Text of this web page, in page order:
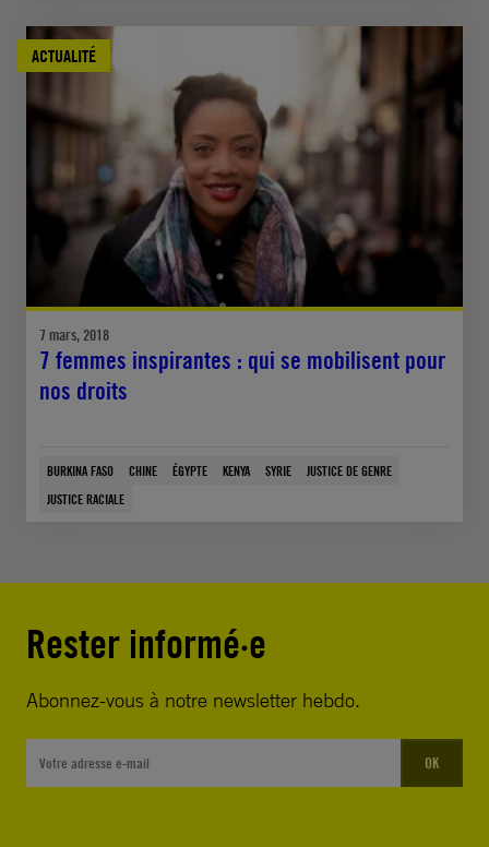
ACTUALITÉ
7 mars, 2018
7 femmes inspirantes : qui se mobilisent pour
nos droits
BURKINA FASO CHINE ÉGYPTE KENYA SYRIE
JUSTICE DE GENRE
JUSTICE RACIALE
Rester informé·e
Abonnez-vous à notre newsletter hebdo.
OK